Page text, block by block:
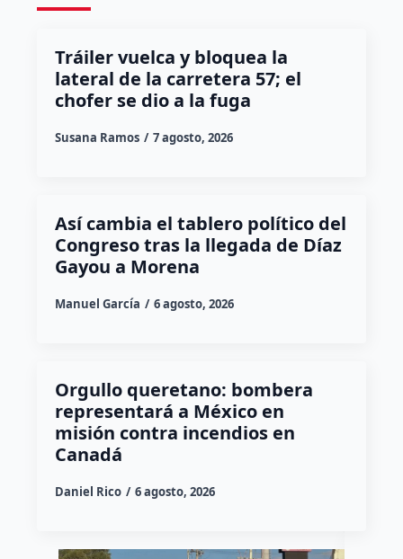
Tráiler vuelca y bloquea la
lateral de la carretera 57; el
chofer se dio a la fuga
Susana Ramos 7 agosto, 2026
Así cambia el tablero político del
Congreso tras la llegada de Díaz
Gayou a Morena
Manuel García 6 agosto, 2026
Orgullo queretano: bombera
representará a México en
misión contra incendios en
Canadá
Daniel Rico 6 agosto, 2026